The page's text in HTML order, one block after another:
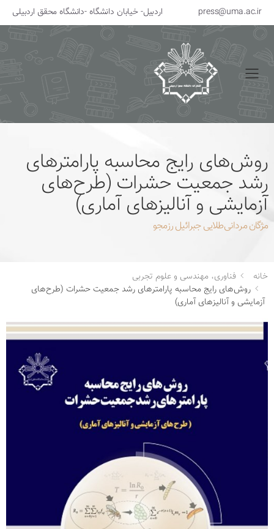
press@uma.ac.ir اردبیل- خیابان دانشگاه -دانشگاه محقق اردبیلی
منو
روش‌های رایج محاسبه پارامترهای
رشد جمعیت حشرات (طرح‌های
آزمایشی و آنالیزهای آماری)
مژگان مردانی‌طلایی جبرائیل رزمجو
خانه
فناوری، مهندسی و علوم تجربی
روش‌های رایج محاسبه پارامترهای رشد جمعیت حشرات (طرح‌های
آزمایشی و آنالیزهای آماری)